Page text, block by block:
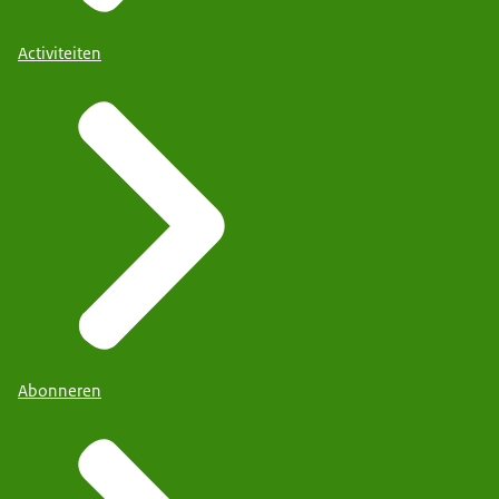
Activiteiten
Abonneren